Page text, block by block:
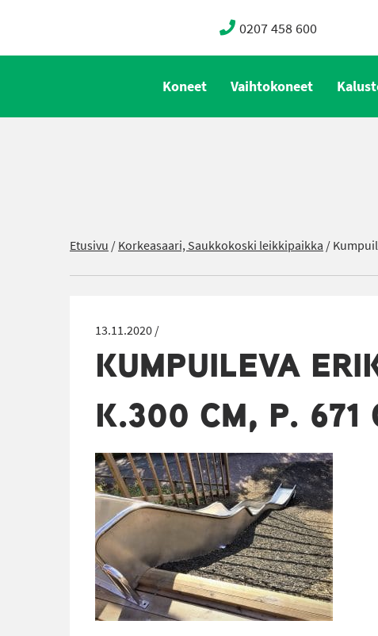
0207 458 600
Koneet Vaihtokoneet
Etusivu /Korkeasaari, Saukkokoski leikkipaikka /
13.11.2020 /
KUMPUILEVA
K.300 CM, P. 671